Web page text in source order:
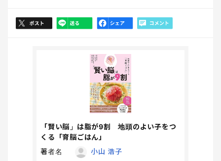
「賢い脳」は脂が9割 地頭のよい子をつ
くる「育脳ごはん」
著者名
小山 浩子